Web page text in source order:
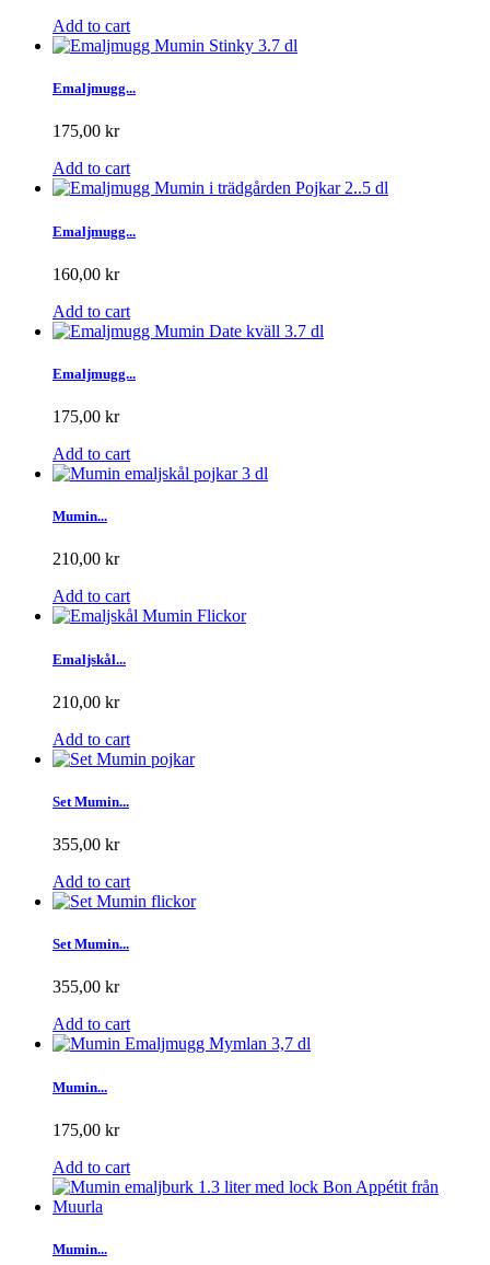
Add to cart
Emaljmugg...
175,00 kr
Add to cart
Emaljmugg...
160,00 kr
Add to cart
Emaljmugg...
175,00 kr
Add to cart
Mumin...
210,00 kr
Add to cart
Emaljskål...
210,00 kr
Add to cart
Set Mumin...
355,00 kr
Add to cart
Set Mumin...
355,00 kr
Add to cart
Mumin...
175,00 kr
Add to cart
Mumin...